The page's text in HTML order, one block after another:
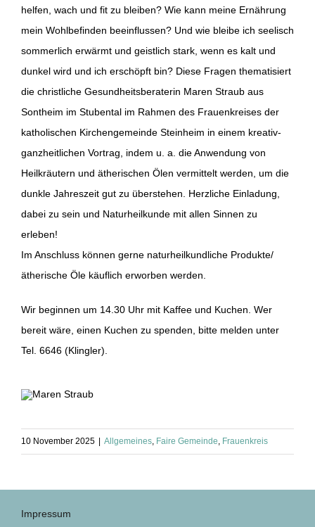
helfen, wach und fit zu bleiben? Wie kann meine Ernährung
mein Wohlbefinden beeinflussen? Und wie bleibe ich seelisch
sommerlich erwärmt und geistlich stark, wenn es kalt und
dunkel wird und ich erschöpft bin? Diese Fragen thematisiert
die christliche Gesundheitsberaterin Maren Straub aus
Sontheim im Stubental im Rahmen des Frauenkreises der
katholischen Kirchengemeinde Steinheim in einem kreativ-
ganzheitlichen Vortrag, indem u. a. die Anwendung von
Heilkräutern und ätherischen Ölen vermittelt werden, um die
dunkle Jahreszeit gut zu überstehen. Herzliche Einladung,
dabei zu sein und Naturheilkunde mit allen Sinnen zu
erleben!
Im Anschluss können gerne naturheilkundliche Produkte/
ätherische Öle käuflich erworben werden.
Wir beginnen um 14.30 Uhr mit Kaffee und Kuchen. Wer
bereit wäre, einen Kuchen zu spenden, bitte melden unter
Tel. 6646 (Klingler).
10 November 2025 Allgemeines, Faire Gemeinde, Frauenkreis
Impressum